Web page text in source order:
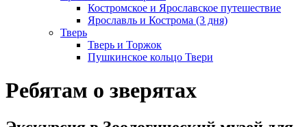
Костромское и Ярославское путешествие
Ярославль и Кострома (3 дня)
Тверь
Тверь и Торжок
Пушкинское кольцо Твери
Ребятам о зверятах